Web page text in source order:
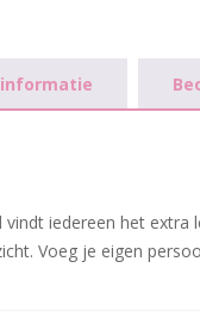
iedereen het
Voeg je eigen